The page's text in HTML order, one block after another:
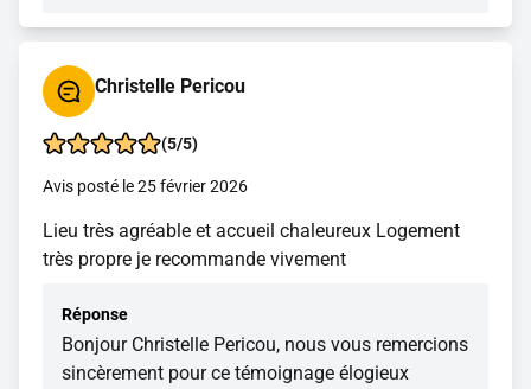
Christelle Pericou
(5/5)
Avis posté le 25 février 2026
Lieu très agréable et accueil chaleureux Logement
très propre je recommande vivement
Réponse
Bonjour Christelle Pericou, nous vous remercions
sincèrement pour ce témoignage élogieux